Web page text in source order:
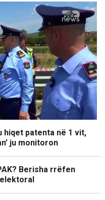
hiqet patenta në 1 vit,
ju monitoron
Berisha rrëfen